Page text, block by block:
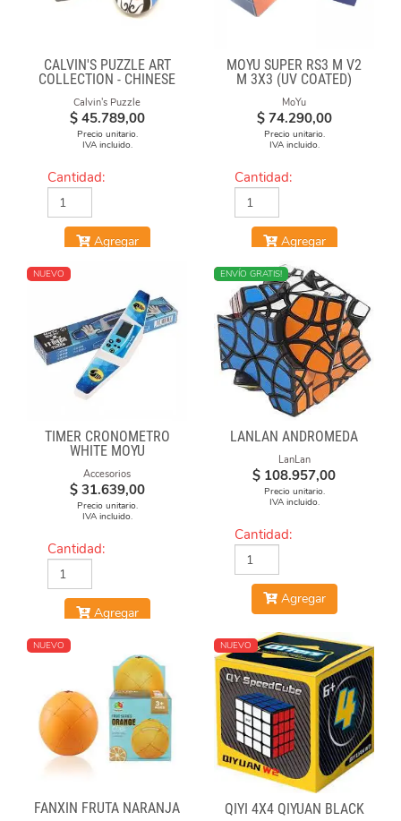
CALVIN'S PUZZLE ART
COLLECTION - CHINESE
OPERA FACE-OFF CUBE
(RED & BLUE MASKS)
Calvin's Puzzle
$ 45.789,00
Precio unitario.
IVA incluido.
Cantidad:
Agregar
MOYU SUPER RS3 M V2
M 3X3 (UV COATED)
MoYu
$ 74.290,00
Precio unitario.
IVA incluido.
Cantidad:
Agregar
NUEVO
TIMER CRONÓMETRO
WHITE MOYU
Accesorios
$ 31.639,00
Precio unitario.
IVA incluido.
Cantidad:
Agregar
NUEVO
ENVÍO GRATIS!
LANLAN ANDROMEDA
LanLan
$ 108.957,00
Precio unitario.
IVA incluido.
Cantidad:
Agregar
NUEVO
FANXIN FRUTA NARANJA
NUEVO
QIYI 4X4 QIYUAN BLACK